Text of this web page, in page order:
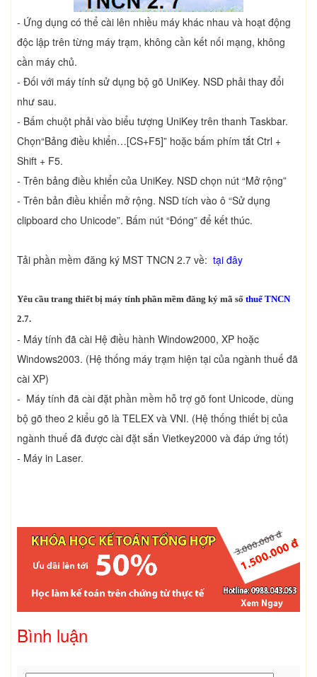
- Ứng dụng có thể cài lên nhiều máy khác nhau và hoạt động
độc lập trên từng máy trạm, không cần kết nối mạng, không
cần máy chủ.
- Đối với máy tính sử dụng bộ gõ UniKey. NSD phải thay đổi
như sau.
- Bấm chuột phải vào biểu tượng UniKey trên thanh Taskbar.
Chọn“Bảng điều khiển…[CS+F5]” hoặc bấm phím tắt Ctrl +
Shift + F5.
- Trên bảng điều khiển của UniKey. NSD chọn nút “Mở rộng”
- Trên bản điều khiển mở rộng. NSD tích vào ô “Sử dụng
clipboard cho Unicode”. Bấm nút “Đóng” để kết thúc.
Tải phần mềm đăng ký MST TNCN 2.7 về: tại đây
Yêu cầu trang thiết bị máy tính phần mềm đăng ký mã số thuế TNCN
2.7.
- Máy tính đã cài Hệ điều hành Window2000, XP hoặc
Windows2003. (Hệ thống máy trạm hiện tại của ngành thuế đã
cài XP)
- Máy tính đã cài đặt phần mềm hỗ trợ gõ font Unicode, dùng
bộ gõ theo 2 kiểu gõ là TELEX và VNI. (Hệ thống thiết bị của
ngành thuế đã được cài đặt sắn Vietkey2000 và đáp ứng tốt)
- Máy in Laser.
Bình luận